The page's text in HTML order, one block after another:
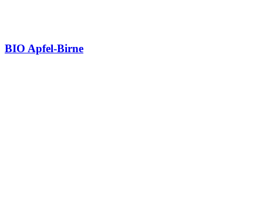
BIO Apfel-Birne